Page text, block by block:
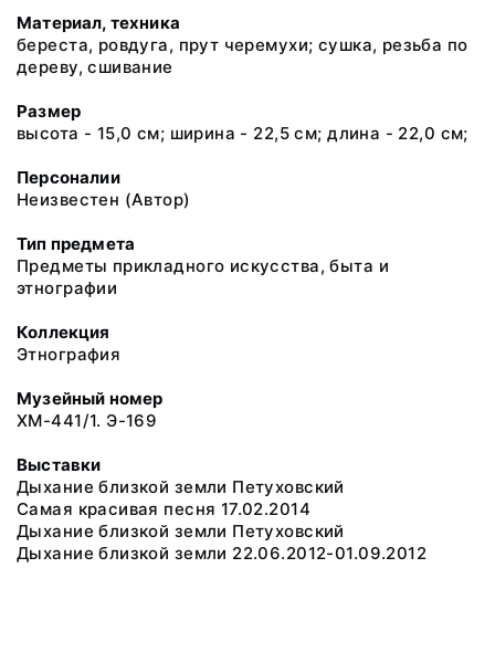
Материал, техника
береста, ровдуга, прут черемухи; сушка, резьба по
дереву, сшивание
Размер
высота - 15,0 см; ширина - 22,5 см; длина - 22,0 см;
Персоналии
Неизвестен (Автор)
Тип предмета
Предметы прикладного искусства, быта и
этнографии
Коллекция
Этнография
Музейный номер
ХМ-441/1. Э-169
Выставки
Дыхание близкой земли Петуховский
Самая красивая песня 17.02.2014
Дыхание близкой земли Петуховский
Дыхание близкой земли 22.06.2012-01.09.2012